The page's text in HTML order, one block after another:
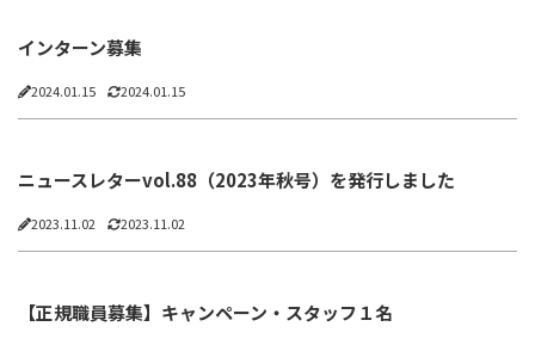
インターン募集
2024.01.15 2024.01.15
ニュースレターvol.88（2023年秋号）を発行しました
2023.11.02 2023.11.02
【正規職員募集】キャンペーン・スタッフ１名